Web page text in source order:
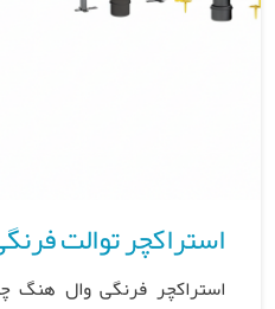
استراکچر توالت
استراکچر فرنگی وال